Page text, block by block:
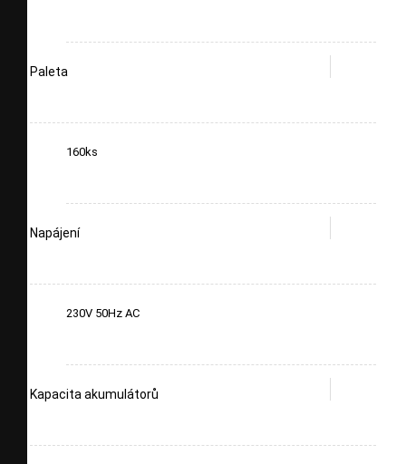
Paleta
160ks
Napájení
230V 50Hz AC
Kapacita akumulátorů